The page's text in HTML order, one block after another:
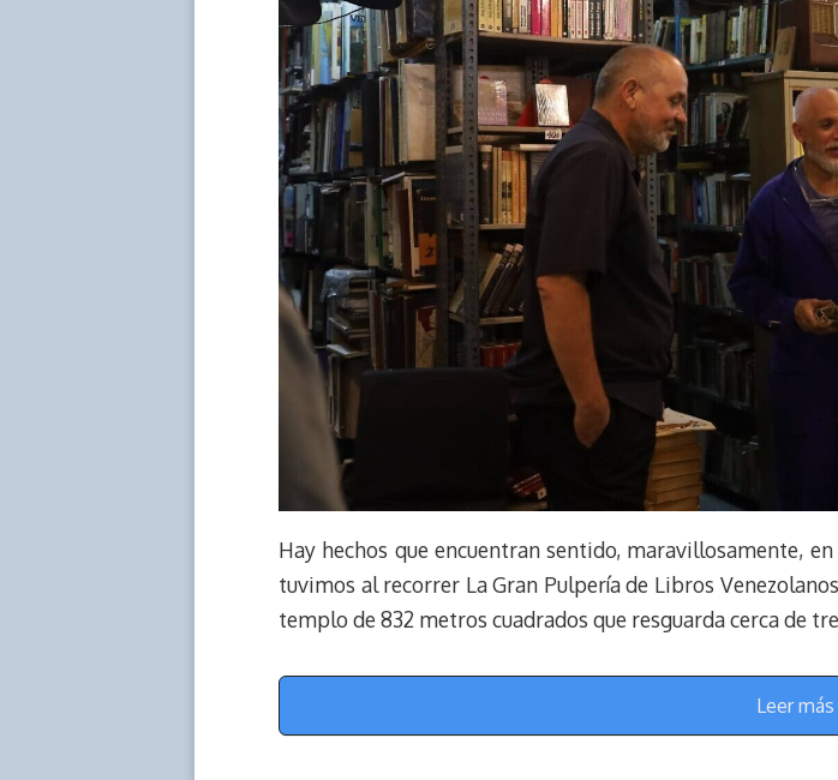
Hay hechos que encuentran sentido, maravillosamente,
tuvimos al recorrer La Gran Pulpería de Libros
templo de 832 metros cuadrados que resguarda cerca de
Leer